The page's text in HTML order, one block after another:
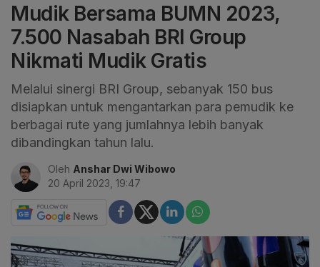
Mudik Bersama BUMN 2023,
7.500 Nasabah BRI Group
Nikmati Mudik Gratis
Melalui sinergi BRI Group, sebanyak 150 bus
disiapkan untuk mengantarkan para pemudik ke
berbagai rute yang jumlahnya lebih banyak
dibandingkan tahun lalu.
Oleh Anshar Dwi Wibowo
20 April 2023, 19:47